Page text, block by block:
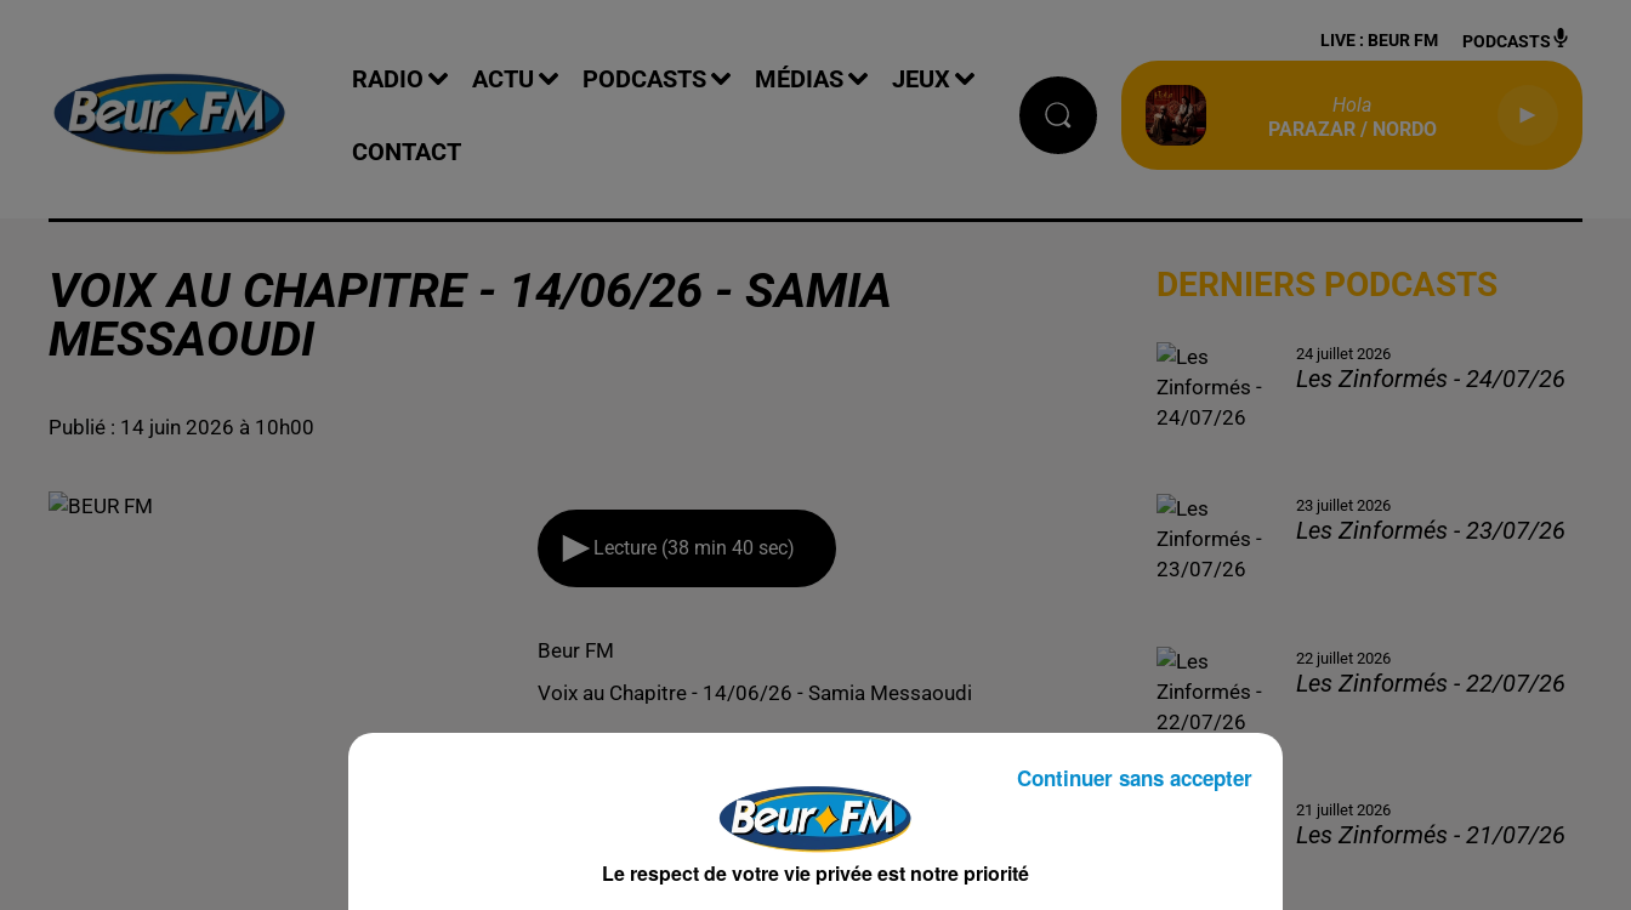
RADIO ACTU PODCASTS MÉDIAS JEUX
CONTACT
LIVE : BEUR FM PODCASTS
Hola
PARAZAR / NORDO
VOIX AU CHAPITRE - 14/06/26 - SAMIA
MESSAOUDI
Publié : 14 juin 2026 à 10h00
Lecture (38 min 40 sec)
Beur FM
Voix au Chapitre - 14/06/26 - Samia Messaoudi
DERNIERS PODCASTS
24 juillet 2026
Les Zinformés - 24/07/26
23 juillet 2026
Les Zinformés - 23/07/26
22 juillet 2026
Les Zinformés - 22/07/26
21 juillet 2026
Les Zinformés - 21/07/26
Le respect de votre vie privée est notre priorité
Continuer sans accepter